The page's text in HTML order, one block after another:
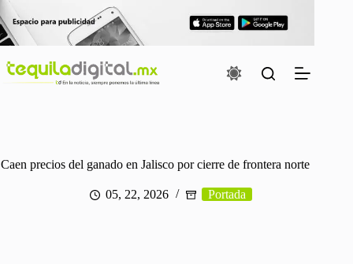
Saltar
al
contenido
Caen precios del ganado en Jalisco por cierre de frontera norte
05, 22, 2026 Portada